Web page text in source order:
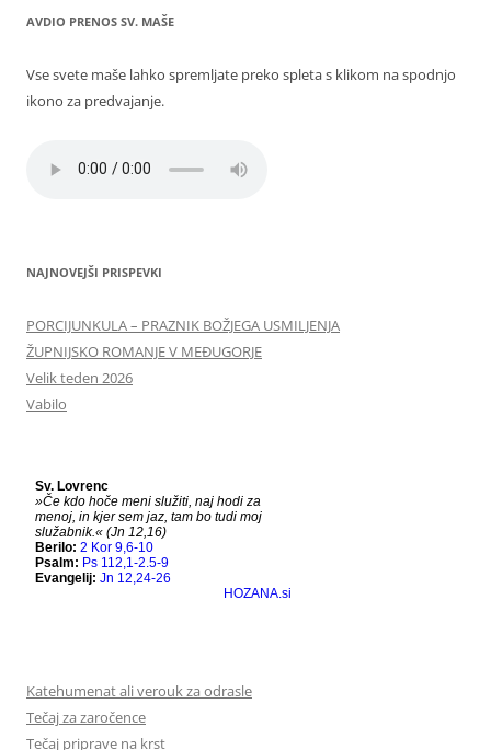
AVDIO PRENOS SV. MAŠE
Vse svete maše lahko spremljate preko spleta s klikom na spodnjo
ikono za predvajanje.
NAJNOVEJŠI PRISPEVKI
PORCIJUNKULA – PRAZNIK BOŽJEGA USMILJENJA
ŽUPNIJSKO ROMANJE V MEĐUGORJE
Velik teden 2026
Vabilo
Katehumenat ali verouk za odrasle
Tečaj za zaročence
Tečaj priprave na krst